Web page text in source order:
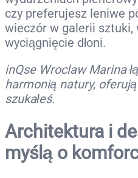
czy preferujesz leniwe
wieczór w galerii sztuki,
wyciągnięcie dłoni.
inQse Wroclaw Marina
harmonią natury,
szukałeś.
Architektura i
myślą o